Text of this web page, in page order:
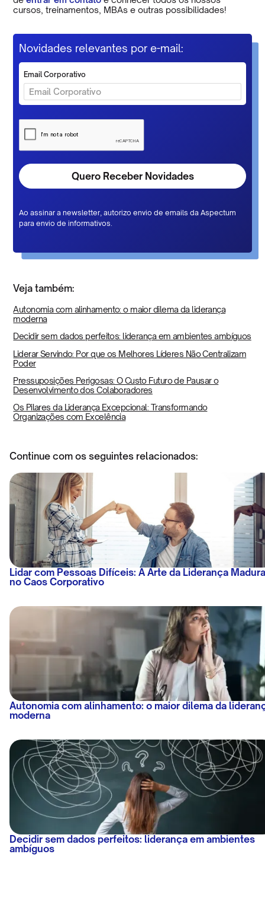
cursos, treinamentos, MBAs e outras possibilidades!
Novidades relevantes por e-mail:
Email Corporativo
Ao assinar a newsletter, autorizo envio de emails da Aspectum
para envio de informativos.
Veja também:
Autonomia com alinhamento: o maior dilema da liderança
moderna
Decidir sem dados perfeitos: liderança em ambientes ambíguos
Liderar Servindo: Por que os Melhores Líderes Não Centralizam
Poder
Pressuposições Perigosas: O Custo Futuro de Pausar o
Desenvolvimento dos Colaboradores
Os Pilares da Liderança Excepcional: Transformando
Organizações com Excelência
Continue com os seguintes relacionados:
Lidar com Pessoas Difíceis: A Arte da Liderança Madura
no Caos Corporativo
Autonomia com alinhamento: o maior dilema da
moderna
Decidir sem dados perfeitos: liderança em ambientes
ambíguos